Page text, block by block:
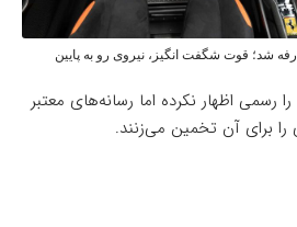
معارفه شد؛ قوت شگفت انگیز، نیروی رو به پایین
اسپشیاله را رسمی اظهار نکرده اما رسانه‌های معتبر